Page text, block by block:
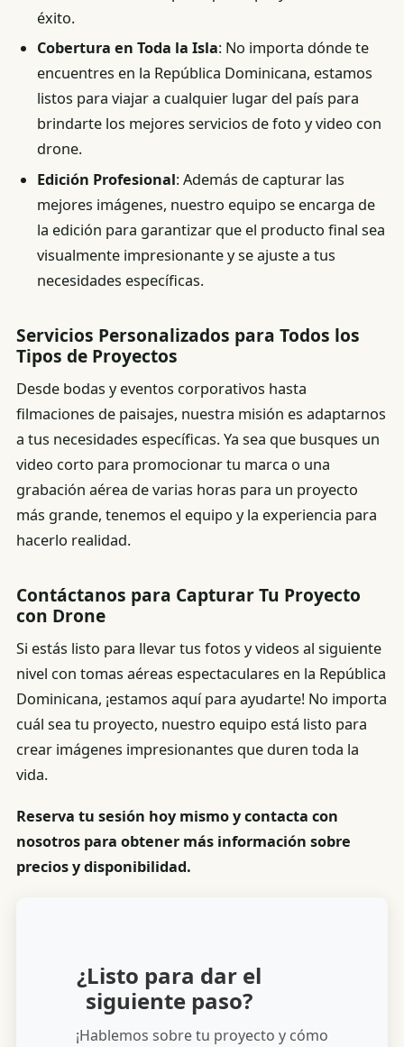
éxito.
Cobertura en Toda la Isla: No importa dónde te
encuentres en la República Dominicana, estamos
listos para viajar a cualquier lugar del país para
brindarte los mejores servicios de foto y video con
drone.
Edición Profesional: Además de capturar las
mejores imágenes, nuestro equipo se encarga de
la edición para garantizar que el producto final sea
visualmente impresionante y se ajuste a tus
necesidades específicas.
Servicios Personalizados para Todos los
Tipos de Proyectos
Desde bodas y eventos corporativos hasta
filmaciones de paisajes, nuestra misión es adaptarnos
a tus necesidades específicas. Ya sea que busques un
video corto para promocionar tu marca o una
grabación aérea de varias horas para un proyecto
más grande, tenemos el equipo y la experiencia para
hacerlo realidad.
Contáctanos para Capturar Tu Proyecto
con Drone
Si estás listo para llevar tus fotos y videos al siguiente
nivel con tomas aéreas espectaculares en la República
Dominicana, ¡estamos aquí para ayudarte! No importa
cuál sea tu proyecto, nuestro equipo está listo para
crear imágenes impresionantes que duren toda la
vida.
Reserva tu sesión hoy mismo y contacta con
nosotros para obtener más información sobre
precios y disponibilidad.
¿Listo para dar el
siguiente paso?
¡Hablemos sobre tu proyecto y cómo